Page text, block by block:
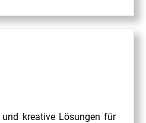
und kreative Lösungen für